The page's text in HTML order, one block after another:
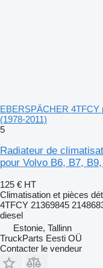
EBERSPÄCHER 4TFCY
(1978-2011)
5
Radiateur de
pour Volvo B6, B7,
125 € HT
Climatisation et pièces
4TFCY 21369845
diesel
Estonie, Tallinn
TruckParts Eesti OÜ
Contacter le vendeur